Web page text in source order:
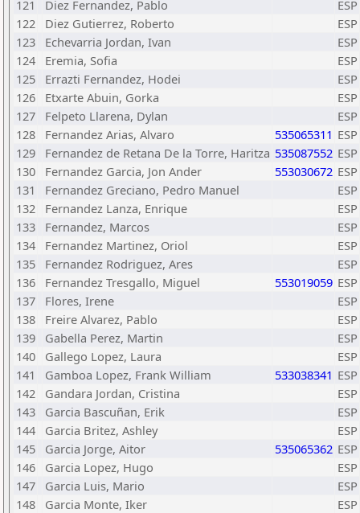
121
Diez Fernandez, Pablo
ESP
122
Diez Gutierrez, Roberto
ESP
123
Echevarria Jordan, Ivan
ESP
124
Eremia, Sofia
ESP
125
Errazti Fernandez, Hodei
ESP
126
Etxarte Abuin, Gorka
ESP
127
Felpeto Llarena, Dylan
ESP
128
Fernandez Arias, Alvaro 535065311 ESP
129
Fernandez de Retana De la Torre, Haritza 535087552 ESP
130
Fernandez Garcia, Jon Ander 553030672 ESP
131
Fernandez Greciano, Pedro Manuel
ESP
132
Fernandez Lanza, Enrique
ESP
133
Fernandez, Marcos
ESP
134
Fernandez Martinez, Oriol
ESP
135
Fernandez Rodriguez, Ares
ESP
136
Fernandez Tresgallo, Miguel 553019059 ESP
137
Flores, Irene
ESP
138
Freire Alvarez, Pablo
ESP
139
Gabella Perez, Martin
ESP
140
Gallego Lopez, Laura
ESP
141
Gamboa Lopez, Frank William 533038341 ESP
142
Gandara Jordan, Cristina
ESP
143
Garcia Bascuñan, Erik
ESP
144
Garcia Britez, Ashley
ESP
145
Garcia Jorge, Aitor 535065362 ESP
146
Garcia Lopez, Hugo
ESP
147
Garcia Luis, Mario
ESP
148
Garcia Monte, Iker
ESP